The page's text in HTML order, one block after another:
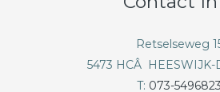
Retselseweg
5473 HCÂ HEESWIJK-
T: 073-5496823